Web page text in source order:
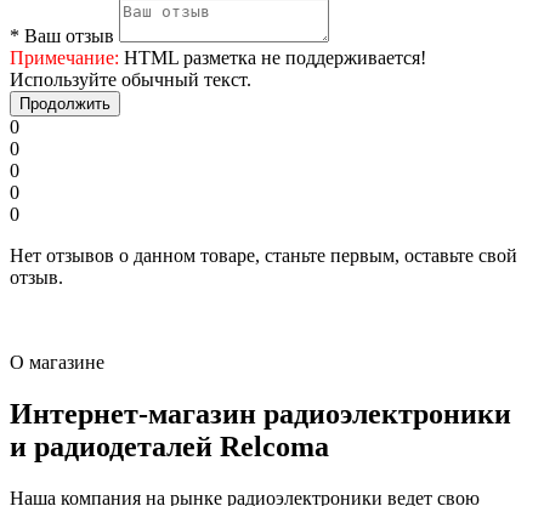
* Ваш отзыв
Примечание: HTML разметка не поддерживается!
Используйте обычный текст.
Продолжить
0
0
0
0
0
Нет отзывов о данном товаре, станьте первым, оставьте свой
отзыв.
О магазине
Интернет-магазин радиоэлектроники
и радиодеталей Relcoma
Наша компания на рынке радиоэлектроники ведет свою